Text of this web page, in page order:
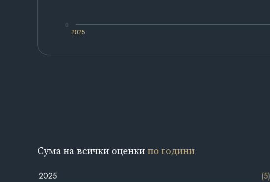
2025
0
Сума на всички оценкипо години
2025
(5)